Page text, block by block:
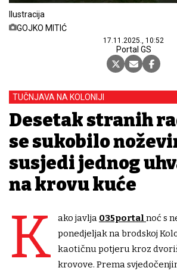
Ilustracija
GOJKO MITIĆ
17.11.2025., 10:52
Portal GS
TUČNJAVA NA KOLONIJI
Desetak stranih
se sukobilo
susjedi jednog
na krovu kuće
K ako javlja 035portal noć s
ponedjeljak na brodskoj
kaotičnu potjeru kroz
krovove. Prema